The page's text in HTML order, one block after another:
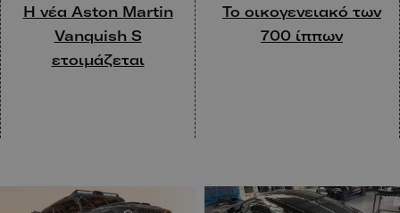
H νέα Aston Martin
Vanquish S
ετοιμάζεται
To οικογενειακό των
700 ίππων